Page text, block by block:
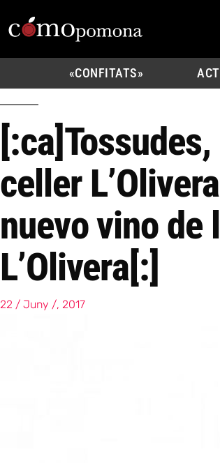
«CONFITATS»
celler
nuevo vino de
L’Olivera[:]
22 / Juny /, 2017